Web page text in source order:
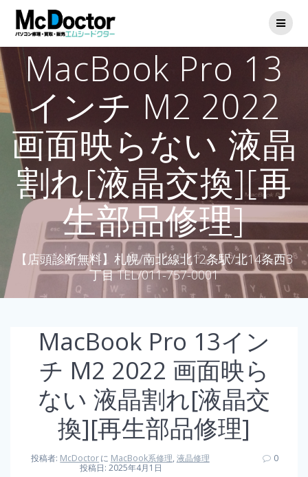
MacBook Pro 13
インチ M2 2022
画面映らない 液晶
割れ[液晶交換][再
生部品修理]
【店頭診断無料】札幌/南北線北12条駅/北14条西3
丁目 TEL/011-757-0001
MacBook Pro 13イン
チ M2 2022 画面映ら
ない 液晶割れ[液晶交
換][再生部品修理]
投稿者: McDoctorに MacBook系修理, 液晶修理
投稿日: 2025年4月1日
0